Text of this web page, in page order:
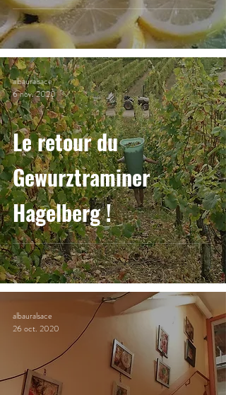
Le retour du
Gewurztraminer
Hagelberg !
albauralsace
6 nov. 2020
albauralsace
26 oct. 2020